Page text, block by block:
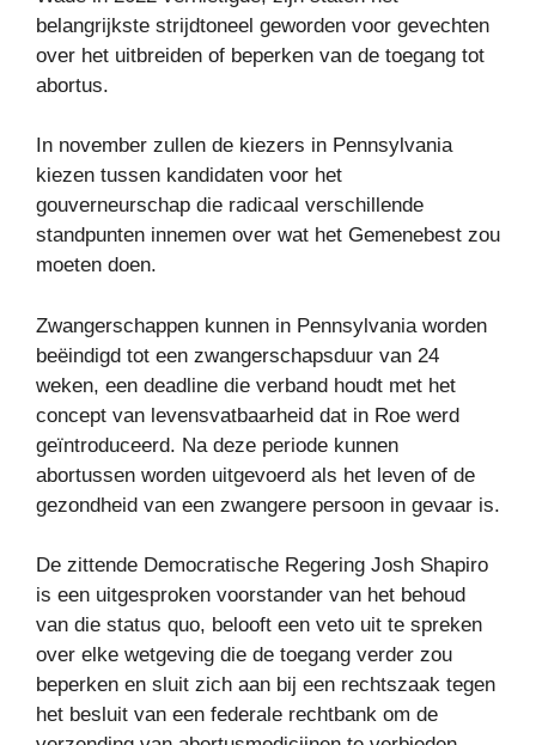
belangrijkste strijdtoneel geworden voor gevechten
over het uitbreiden of beperken van de toegang tot
abortus.
In november zullen de kiezers in Pennsylvania
kiezen tussen kandidaten voor het
gouverneurschap die radicaal verschillende
standpunten innemen over wat het Gemenebest zou
moeten doen.
Zwangerschappen kunnen in Pennsylvania worden
beëindigd tot een zwangerschapsduur van 24
weken, een deadline die verband houdt met het
concept van levensvatbaarheid dat in Roe werd
geïntroduceerd. Na deze periode kunnen
abortussen worden uitgevoerd als het leven of de
gezondheid van een zwangere persoon in gevaar is.
De zittende Democratische Regering Josh Shapiro
is een uitgesproken voorstander van het behoud
van die status quo, belooft een veto uit te spreken
over elke wetgeving die de toegang verder zou
beperken en sluit zich aan bij een rechtszaak tegen
het besluit van een federale rechtbank om de